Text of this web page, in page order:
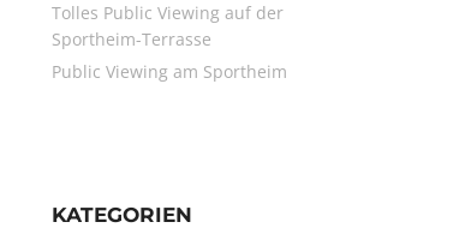
Tolles Public Viewing auf der
Sportheim-Terrasse
Public Viewing am Sportheim
KATEGORIEN